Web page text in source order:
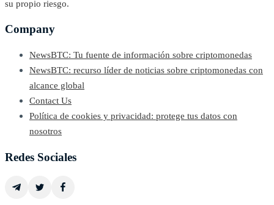
su propio riesgo.
Company
NewsBTC: Tu fuente de información sobre criptomonedas
NewsBTC: recurso líder de noticias sobre criptomonedas con
alcance global
Contact Us
Política de cookies y privacidad: protege tus datos con
nosotros
Redes Sociales